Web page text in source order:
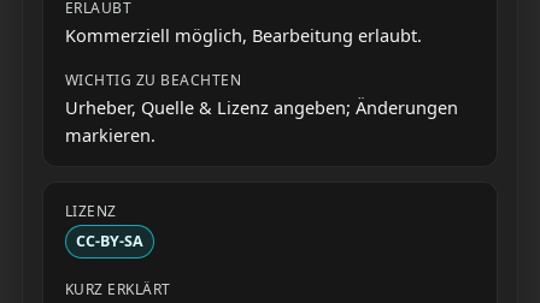
Kommerziell möglich, Bearbeitung erlaubt.
Urheber, Quelle & Lizenz angeben; Änderungen
markieren.
CC-BY-SA